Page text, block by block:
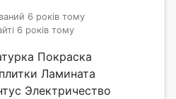
6 років тому
6 років тому
Покраска
Ламината
Электричество